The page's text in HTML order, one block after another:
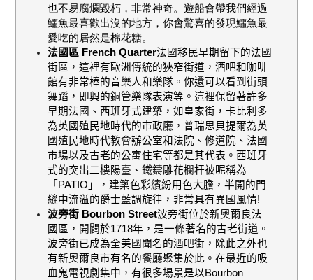
也不易腐爛毀朽，非常神奇。遊船會帶我們經過
鱷魚最喜歡出沒的地方，你會驚喜的發現鱷魚最
愛吃的居然是棉花糖。
法國區 French Quarter法國移民早期留下的法國
街區，這裡有歐洲傳統的狹窄街道，酒吧和咖啡
館有非常棒的音樂人和樂隊。你還可以看到街頭
舞蹈，即興的銅管樂隊表演等。這裡保留著許多
早期法國、西班牙式建築，如皇家街，卡比利多
為英國殖民地時代的市政廳，普瑞思貝提爾為英
國殖民地時代教會辦公室和法院、修道院、法國
市場以及古老的公寓住宅等都是其代表。西班牙
式的突出二樓陽臺、鐵鑄雕花欄杆被昵稱為
「 PATIO 」，建築色彩繽紛用色大膽，半開的門
縫中流溢的爵士藍調旋律，非常具有異國風情!
波旁街 Bourbon Street波旁街位於新奧爾良法
國區，開闢於1718年，是一條著名的古老街道。
波旁街已成為全美國聞名的酒吧街，除此之外也
有新奧爾良市有名的餐廳聚集於此。在最近的吸
血鬼電視劇集中，有很多場景是以Bourbon